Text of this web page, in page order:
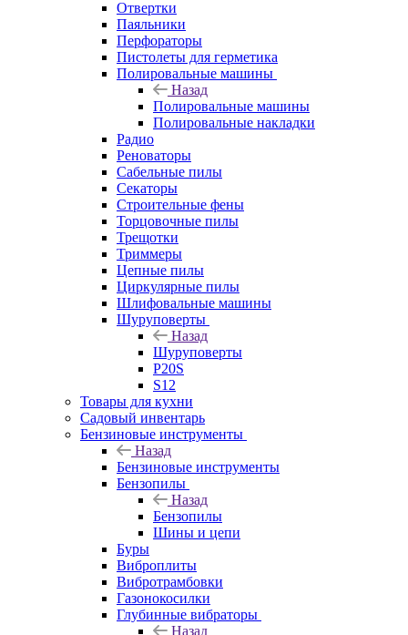
Отвертки
Паяльники
Перфораторы
Пистолеты для герметика
Полировальные машины
Назад
Полировальные машины
Полировальные накладки
Радио
Реноваторы
Сабельные пилы
Секаторы
Строительные фены
Торцовочные пилы
Трещотки
Триммеры
Цепные пилы
Циркулярные пилы
Шлифовальные машины
Шуруповерты
Назад
Шуруповерты
P20S
S12
Товары для кухни
Садовый инвентарь
Бензиновые инструменты
Назад
Бензиновые инструменты
Бензопилы
Назад
Бензопилы
Шины и цепи
Буры
Виброплиты
Вибротрамбовки
Газонокосилки
Глубинные вибраторы
Назад